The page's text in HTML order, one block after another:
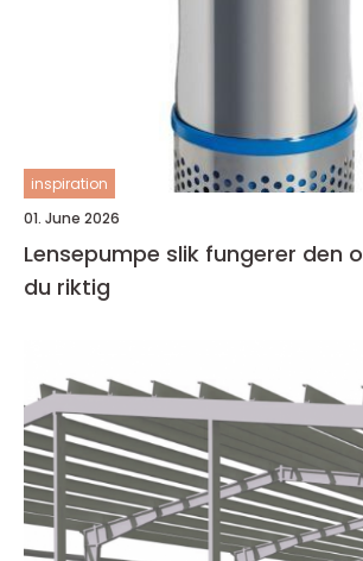
inspiration
01. June 2026
Lensepumpe slik fungerer den og slik velger
du riktig